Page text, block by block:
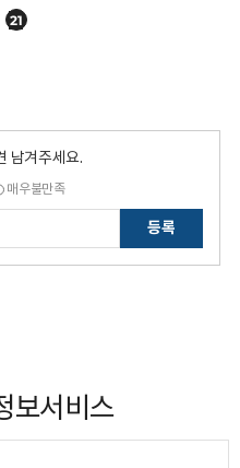
21
남겨주세요.
매우불만족
등록
보서비스